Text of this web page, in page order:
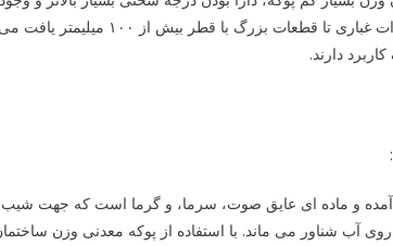
دارای دانه بندی های متفاوتی است و از
دارند.
آمده و ماده ‌ای عایق صوت، سرما، و گرما است که جهت شیب
آب شناور می‌ ماند. با استفاده از پوکه معدنی وزن